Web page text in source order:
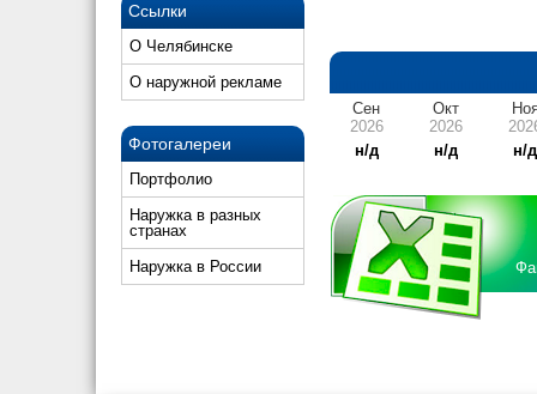
Ссылки
О Челябинске
О наружной рекламе
Фотогалереи
Портфолио
Наружка в разных
странах
Наружка в России
Сен
2026
н/д
Окт
2026
н/д
н/д